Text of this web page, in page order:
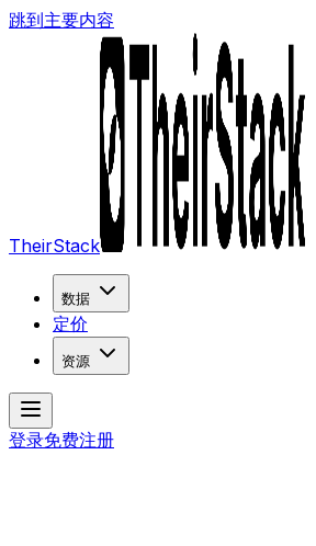
跳到主要内容
TheirStack
数据
定价
资源
登录免费注册